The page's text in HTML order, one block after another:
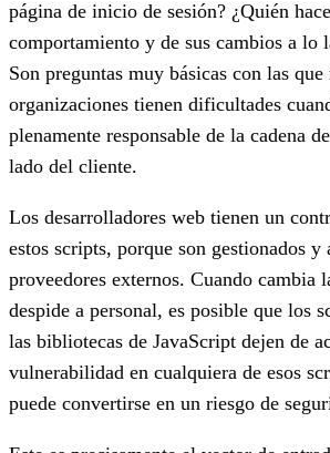
página de inicio de sesión? ¿Quién
comportamiento y de sus cambios a lo
Son preguntas muy básicas con las que
organizaciones tienen dificultades
plenamente responsable de la cadena
lado del cliente.
Los desarrolladores web tienen un
estos scripts, porque son gestionados y
proveedores externos. Cuando cambia
despide a personal, es posible que los
las bibliotecas de JavaScript dejen de
vulnerabilidad en cualquiera de esos
puede convertirse en un riesgo de